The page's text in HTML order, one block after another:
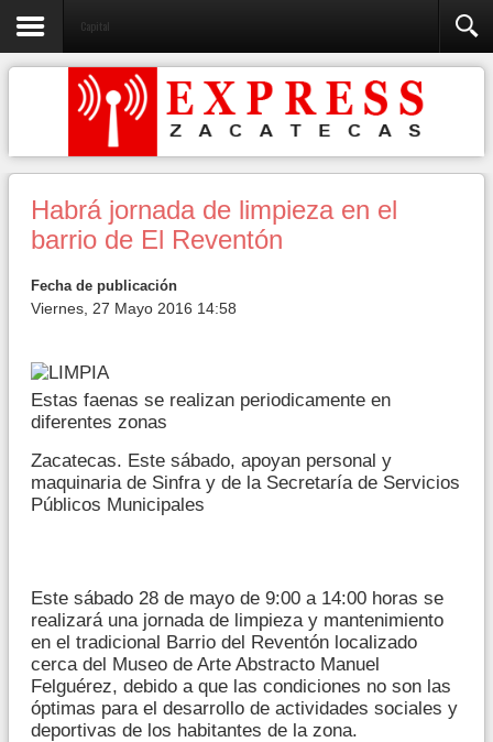
Capital
Habrá jornada de limpieza en el
barrio de El Reventón
Fecha de publicación
Viernes, 27 Mayo 2016 14:58
Estas faenas se realizan periodicamente en
diferentes zonas
Zacatecas. Este sábado, apoyan personal y
maquinaria de Sinfra y de la Secretaría de Servicios
Públicos Municipales
Este sábado 28 de mayo de 9:00 a 14:00 horas se
realizará una jornada de limpieza y mantenimiento
en el tradicional Barrio del Reventón localizado
cerca del Museo de Arte Abstracto Manuel
Felguérez, debido a que las condiciones no son las
óptimas para el desarrollo de actividades sociales y
deportivas de los habitantes de la zona.